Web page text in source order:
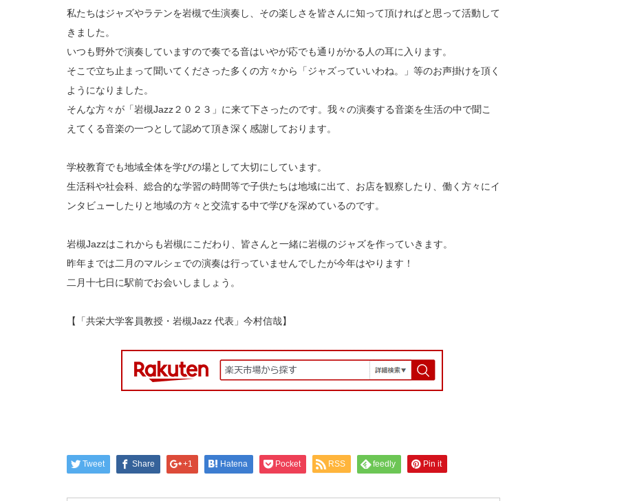
私たちはジャズやラテンを岩槻で生演奏し、その楽しさを皆さんに知って頂ければと思って活動して
きました。
いつも野外で演奏していますので奏でる音はいやが応でも通りがかる人の耳に入ります。
そこで立ち止まって聞いてくださった多くの方々から「ジャズっていいわね。」等のお声掛けを頂く
ようになりました。
そんな方々が「岩槻Jazz２０２３」に来て下さったのです。我々の演奏する音楽を生活の中で聞こ
えてくる音楽の一つとして認めて頂き深く感謝しております。
学校教育でも地域全体を学びの場として大切にしています。
生活科や社会科、総合的な学習の時間等で子供たちは地域に出て、お店を観察したり、働く方々にイ
ンタビューしたりと地域の方々と交流する中で学びを深めているのです。
岩槻Jazzはこれからも岩槻にこだわり、皆さんと一緒に岩槻のジャズを作っていきます。
昨年までは二月のマルシェでの演奏は行っていませんでしたが今年はやります！
二月十七日に駅前でお会いしましょう。
【「共栄大学客員教授・岩槻Jazz 代表」今村信哉】
Tweet Share +1 Hatena Pocket RSS feedly Pin it